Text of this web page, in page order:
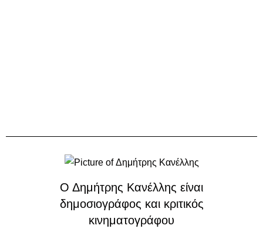
Ο Δημήτρης Κανέλλης είναι
δημοσιογράφος και κριτικός
κινηματογράφου